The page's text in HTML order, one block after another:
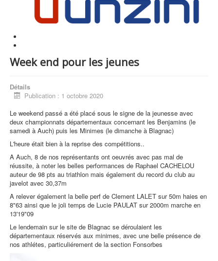
Week end pour les jeunes
Détails
Publication : 1 octobre 2020
Le weekend passé a été placé sous le signe de la jeunesse avec
deux championnats départementaux concernant les Benjamins (le
samedi à Auch) puis les Minimes (le dimanche à Blagnac)
L'heure était bien à la reprise des compétitions..
A Auch, 8 de nos représentants ont oeuvrés avec pas mal de
réussite, à noter les belles performances de Raphael CACHELOU
auteur de 98 pts au triathlon mais également du record du club au
javelot avec 30,37m
A relever également la belle perf de Clement LALET sur 50m haies en
8"63 ainsi que le joli temps de Lucie PAULAT sur 2000m marche en
13'19"09
Le lendemain sur le site de Blagnac se déroulaient les
départementaux réservés aux minimes, avec une belle présence de
nos athlétes, particuliérement de la section Fonsorbes